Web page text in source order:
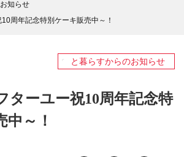
知らせ
周年記念特別ケーキ販売中～！
と暮らすからのお知らせ
ターユー祝10周年記念特
中～！